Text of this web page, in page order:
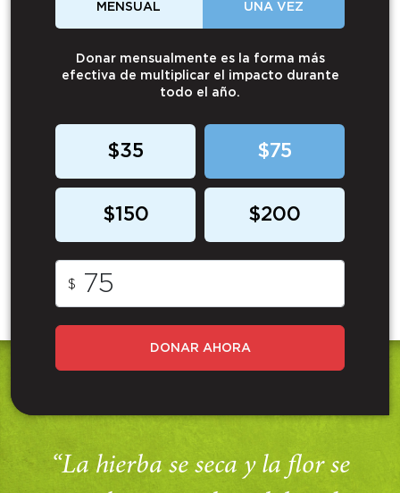
MENSUAL UNA VEZ
Donar mensualmente es la forma más
efectiva de multiplicar el impacto durante
todo el año.
$35 $75
$150 $200
$
DONAR AHORA
“La hierba se seca y la flor se